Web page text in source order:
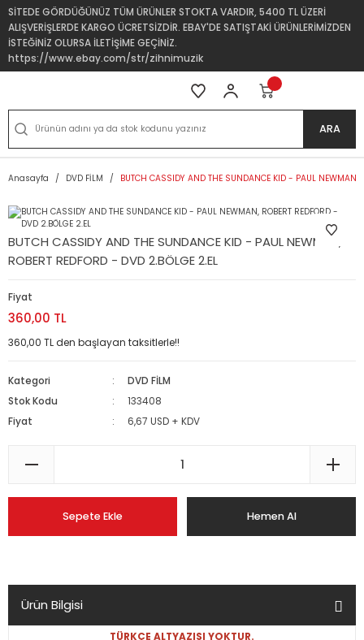
SİTEDE GÖRDÜĞÜNÜZ TÜM ÜRÜNLER STOKTA VARDIR, 5400 TL ÜZERİ
ALIŞVERİŞLERDE KARGO ÜCRETSİZDİR. EBAY'DE SATIŞTAKİ ÜRÜNLERİMİZDEN
İSTEĞİNİZ OLURSA İLETİŞİME GEÇİNİZ.
https://www.ebay.com/str/zihnimuzik
ARA
Anasayfa DVD FİLM BUTCH CASSIDY AND THE SUNDANCE KID - PAUL NEWMAN,
BUTCH CASSIDY AND THE SUNDANCE KID - PAUL NEWMAN,
ROBERT REDFORD - DVD 2.BÖLGE 2.EL
Fiyat
360,00 TL
360,00 TL den başlayan taksitlerle!!
Kategori
DVD FİLM
Stok Kodu
133408
Fiyat
6,67 USD + KDV
Sepete Ekle Hemen Al
Ürün Bilgisi
TÜRKÇE ALTYAZISI YOKTUR.